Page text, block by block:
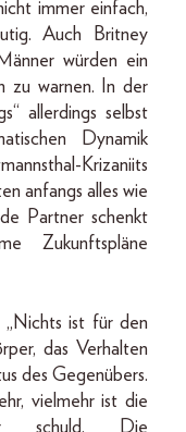
immer einfach,
Auch Britney
würden ein
zu warnen. In der
allerdings selbst
Dynamik
Krizaniits
anfangs alles wie
Partner schenkt
Zukunftspläne
„Nichts ist für den
das Verhalten
des Gegenübers.
vielmehr ist die
schuld. Die